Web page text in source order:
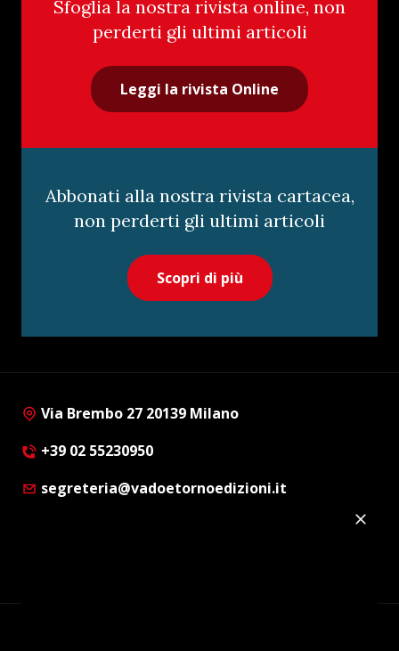
Sfoglia la nostra rivista online, non
perderti gli ultimi articoli
Leggi la rivista Online
Abbonati alla nostra rivista cartacea,
non perderti gli ultimi articoli
Scopri di più
Via Brembo 27 20139 Milano
+39 02 55230950
segreteria@vadoetornoedizioni.it